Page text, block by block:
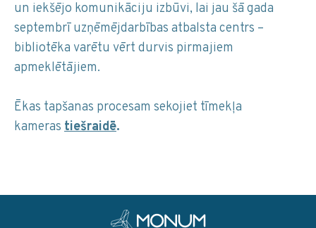
un iekšējo komunikāciju izbūvi, lai jau šā gada
septembrī uzņēmējdarbības atbalsta centrs –
bibliotēka varētu vērt durvis pirmajiem
apmeklētājiem.
Ēkas tapšanas procesam sekojiet tīmekļa
kameras tiešraidē.